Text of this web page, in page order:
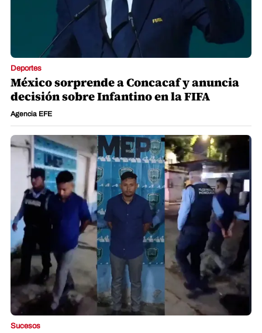
Deportes
México sorprende a Concacaf y anuncia
decisión sobre Infantino en la FIFA
Agencia EFE
Sucesos